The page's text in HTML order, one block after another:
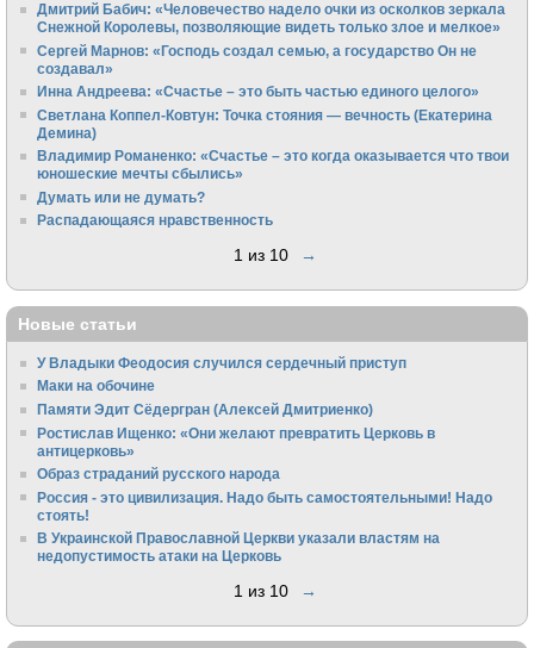
Дмитрий Бабич: «Человечество надело очки из осколков зеркала
Снежной Королевы, позволяющие видеть только злое и мелкое»
Сергей Марнов: «Господь создал семью, а государство Он не
создавал»
Инна Андреева: «Счастье – это быть частью единого целого»
Светлана Коппел-Ковтун: Точка стояния — вечность (Екатерина
Демина)
Владимир Романенко: «Счастье – это когда оказывается что твои
юношеские мечты сбылись»
Думать или не думать?
Распадающаяся нравственность
1 из 10 →
Новые статьи
У Владыки Феодосия случился сердечный приступ
Маки на обочине
Памяти Эдит Сёдергран (Алексей Дмитриенко)
Ростислав Ищенко: «Они желают превратить Церковь в
антицерковь»
Образ страданий русского народа
Россия - это цивилизация. Надо быть самостоятельными! Надо
стоять!
В Украинской Православной Церкви указали властям на
недопустимость атаки на Церковь
1 из 10 →